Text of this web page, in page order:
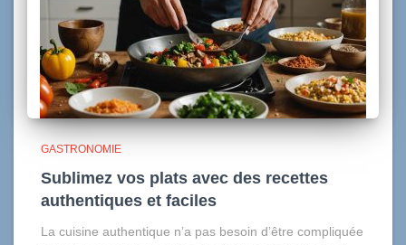
GASTRONOMIE
Sublimez vos plats avec des recettes
authentiques et faciles
La cuisine authentique n’a pas besoin d’être compliquée